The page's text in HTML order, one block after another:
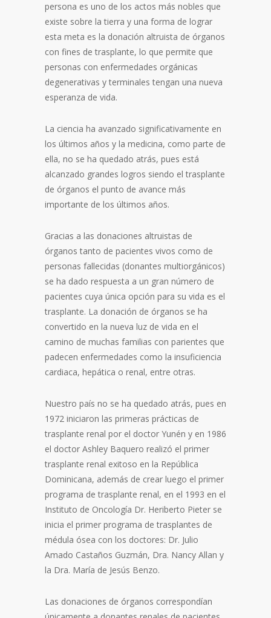
persona es uno de los actos más nobles que
existe sobre la tierra y una forma de lograr
esta meta es la donación altruista de órganos
con fines de trasplante, lo que permite que
personas con enfermedades orgánicas
degenerativas y terminales tengan una nueva
esperanza de vida.
La ciencia ha avanzado significativamente en
los últimos años y la medicina, como parte de
ella, no se ha quedado atrás, pues está
alcanzado grandes logros siendo el trasplante
de órganos el punto de avance más
importante de los últimos años.
Gracias a las donaciones altruistas de
órganos tanto de pacientes vivos como de
personas fallecidas (donantes multiorgánicos)
se ha dado respuesta a un gran número de
pacientes cuya única opción para su vida es el
trasplante. La donación de órganos se ha
convertido en la nueva luz de vida en el
camino de muchas familias con parientes que
padecen enfermedades como la insuficiencia
cardiaca, hepática o renal, entre otras.
Nuestro país no se ha quedado atrás, pues en
1972 iniciaron las primeras prácticas de
trasplante renal por el doctor Yunén y en 1986
el doctor Ashley Baquero realizó el primer
trasplante renal exitoso en la República
Dominicana, además de crear luego el primer
programa de trasplante renal, en el 1993 en el
Instituto de Oncología Dr. Heriberto Pieter se
inicia el primer programa de trasplantes de
médula ósea con los doctores: Dr. Julio
Amado Castaños Guzmán, Dra. Nancy Allan y
la Dra. María de Jesús Benzo.
Las donaciones de órganos correspondían